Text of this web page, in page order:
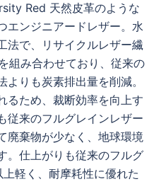
Red 天然皮革のような
エンジニアードレザー。水
法で、リサイクルレザー繊
組み合わせており、従来の
りも炭素排出量を削減。
るため、裁断効率を向上す
従来のフルグレインレザー
廃棄物が少なく、地球環境
。仕上がりも従来のフルグ
軽く、耐摩耗性に優れた